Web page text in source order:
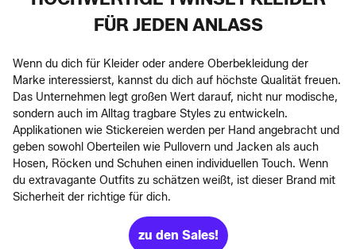
FÜR JEDEN ANLASS
Wenn du dich für Kleider oder andere Oberbekleidung der
Marke interessierst, kannst du dich auf höchste Qualität freuen.
Das Unternehmen legt großen Wert darauf, nicht nur modische,
sondern auch im Alltag tragbare Styles zu entwickeln.
Applikationen wie Stickereien werden per Hand angebracht und
geben sowohl Oberteilen wie Pullovern und Jacken als auch
Hosen, Röcken und Schuhen einen individuellen Touch. Wenn
du extravagante Outfits zu schätzen weißt, ist dieser Brand mit
Sicherheit der richtige für dich.
zu den Sales!